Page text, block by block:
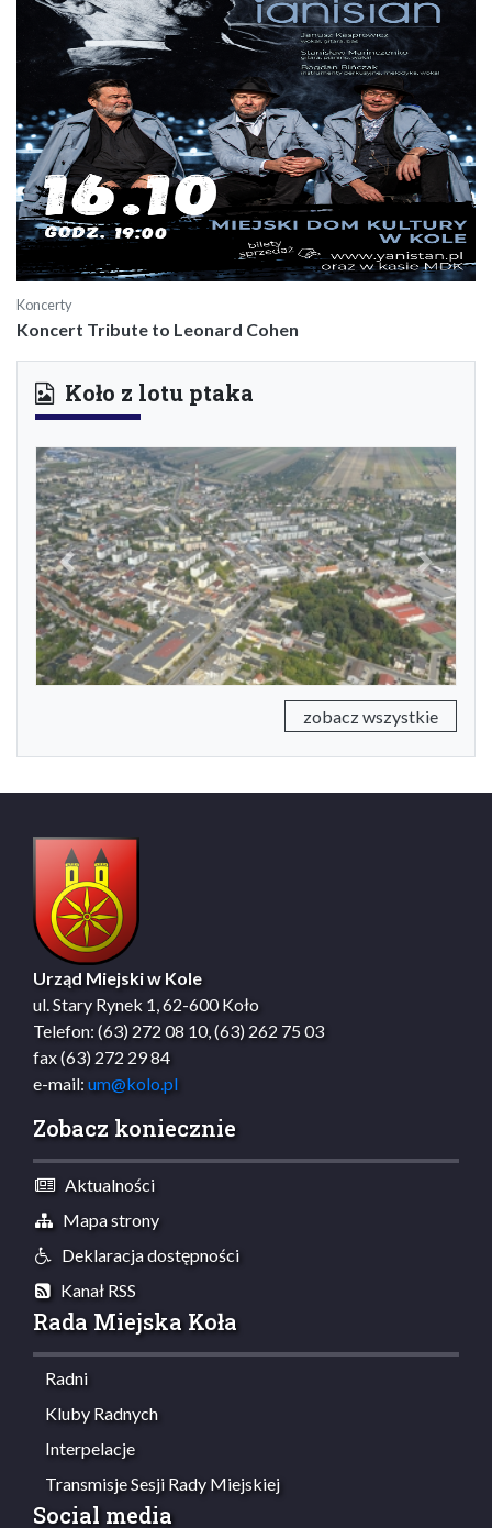
Koncerty
Koncert Tribute to Leonard Cohen
Koło z lotu ptaka
Previous Next
zobacz wszystkie
Urząd Miejski w Kole
ul. Stary Rynek 1, 62-600 Koło
Telefon: (63) 272 08 10, (63) 262 75 03
fax (63) 272 29 84
e-mail: um@kolo.pl
Zobacz koniecznie
Aktualności
Mapa strony
Deklaracja dostępności
Kanał RSS
Rada Miejska Koła
Radni
Kluby Radnych
Interpelacje
Transmisje Sesji Rady Miejskiej
Social media